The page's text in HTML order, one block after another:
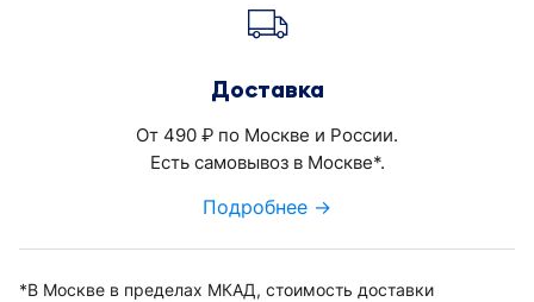
Доставка
От 490 руб. по Москве и России.
Есть самовывоз в Москве*.
Подробнее →
*В Москве в пределах МКАД, стоимость доставки